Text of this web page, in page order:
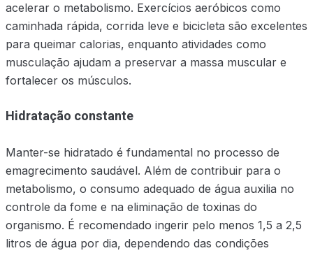
acelerar o metabolismo. Exercícios aeróbicos como
caminhada rápida, corrida leve e bicicleta são excelentes
para queimar calorias, enquanto atividades como
musculação ajudam a preservar a massa muscular e
fortalecer os músculos.
Hidratação constante
Manter-se hidratado é fundamental no processo de
emagrecimento saudável. Além de contribuir para o
metabolismo, o consumo adequado de água auxilia no
controle da fome e na eliminação de toxinas do
organismo. É recomendado ingerir pelo menos 1,5 a 2,5
litros de água por dia, dependendo das condições